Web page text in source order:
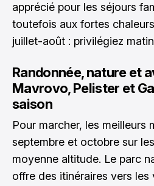
apprécié pour les séjours
toutefois aux fortes
juillet-août : privilégiez
Randonnée, nature et
Mavrovo, Pelister et
saison
Pour marcher, les meilleurs
septembre et octobre sur
moyenne altitude. Le parc
offre des itinéraires vers